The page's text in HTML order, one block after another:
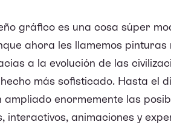
gráfico es una cosa súper
ahora les llamemos
a la evolución de las
más sofisticado. Hasta el
enormemente las
animaciones y